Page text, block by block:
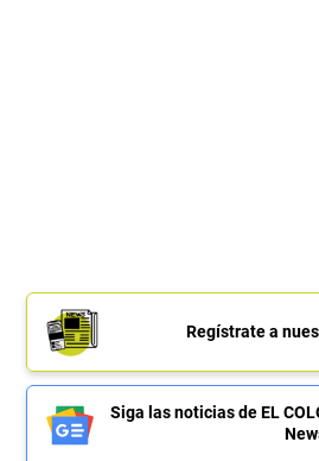
Regístrate a
Siga las noticias de EL